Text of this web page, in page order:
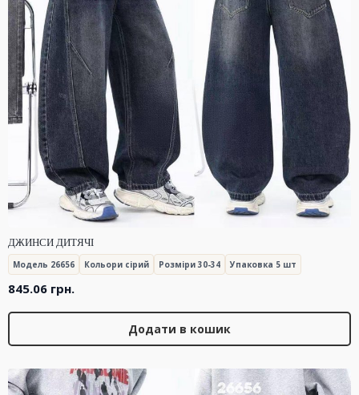
ДЖИНСИ ДИТЯЧІ
Модель 26656 Кольори сірий Розміри 30-34 Упаковка 5 шт
845.06 грн.
Додати в кошик